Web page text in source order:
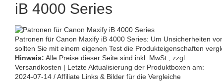
iB 4000 Series
Patronen für Canon Maxify iB 4000 Series: Um Unsicherheiten
sollten Sie mit einem eigenen Test die Produkteigenschaften
Hinweis: Alle Preise dieser Seite sind inkl. MwSt., zzgl.
Versandkosten | Letzte Aktualisierung der Produktboxen am:
2024-07-14 / Affiliate Links & Bilder für die Vergleiche